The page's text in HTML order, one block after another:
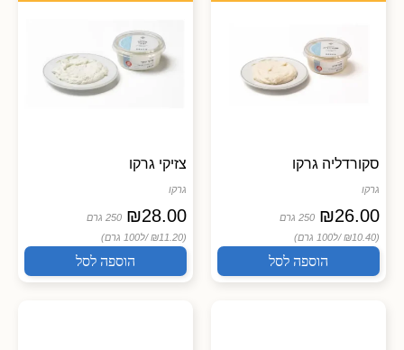
סקורדליה גרקו
גרקו
₪26.00
250 גרם
(₪10.40 /
ל100 גרם)
הוספה לסל
צזיקי גרקו
גרקו
₪28.00
250 גרם
(₪11.20 /
ל100 גרם)
הוספה לסל